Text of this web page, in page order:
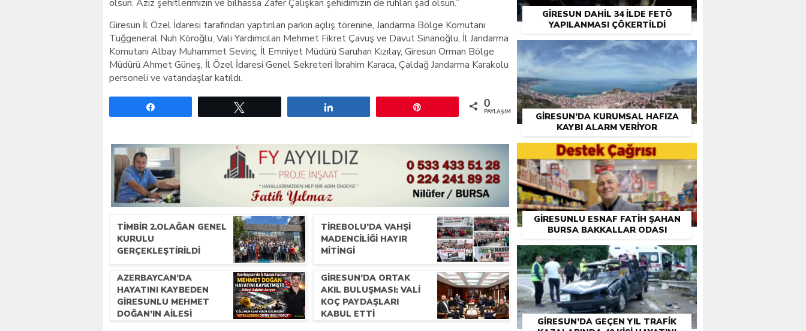
olsun. Aziz şehitlerimizin ve bilhassa Zafer Çalışkan şehidimizin de ruhları şad olsun.”
Giresun İl Özel İdaresi tarafından yaptırılan parkın açılış törenine, Jandarma Bölge Komutanı
Tuğgeneral Nuh Köroğlu, Vali Yardımcıları Mehmet Fikret Çavuş ve Davut Sinanoğlu, İl Jandarma
Komutanı Albay Muhammet Sevinç, İl Emniyet Müdürü Saruhan Kızılay, Giresun Orman Bölge
Müdürü Ahmet Güneş, İl Özel İdaresi Genel Sekreteri İbrahim Karaca, Çaldağ Jandarma Karakolu
personeli ve vatandaşlar katıldı.
0
PAYLAŞIMLAR
TİMBİR 2.OLAĞAN GENEL
KURULU
GERÇEKLEŞTIRILDI
TIREBOLU’DA VAHŞI
MADENCILIĞI HAYIR
MITINGI
AZERBAYCAN’DA
HAYATINI KAYBEDEN
GIRESUNLU MEHMET
DOĞAN’IN AILESI
GIRESUN’DA ORTAK
AKIL BULUŞMASI: VALI
KOÇ PAYDAŞLARI
KABUL ETTI
GIRESUN DAHIL 34 ILDE FETÖ
YAPILANMASI ÇÖKERTILDI
GIRESUN’DA KURUMSAL HAFIZA
KAYBI ALARM VERIYOR
GIRESUNLU ESNAF FATIH ŞAHAN
BURSA BAKKALLAR ODASI
GIRESUN’DA GEÇEN YIL TRAFIK